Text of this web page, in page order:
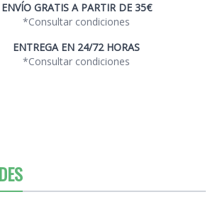
ENVÍO GRATIS A PARTIR DE 35€
*Consultar condiciones
ENTREGA EN 24/72 HORAS
*Consultar condiciones